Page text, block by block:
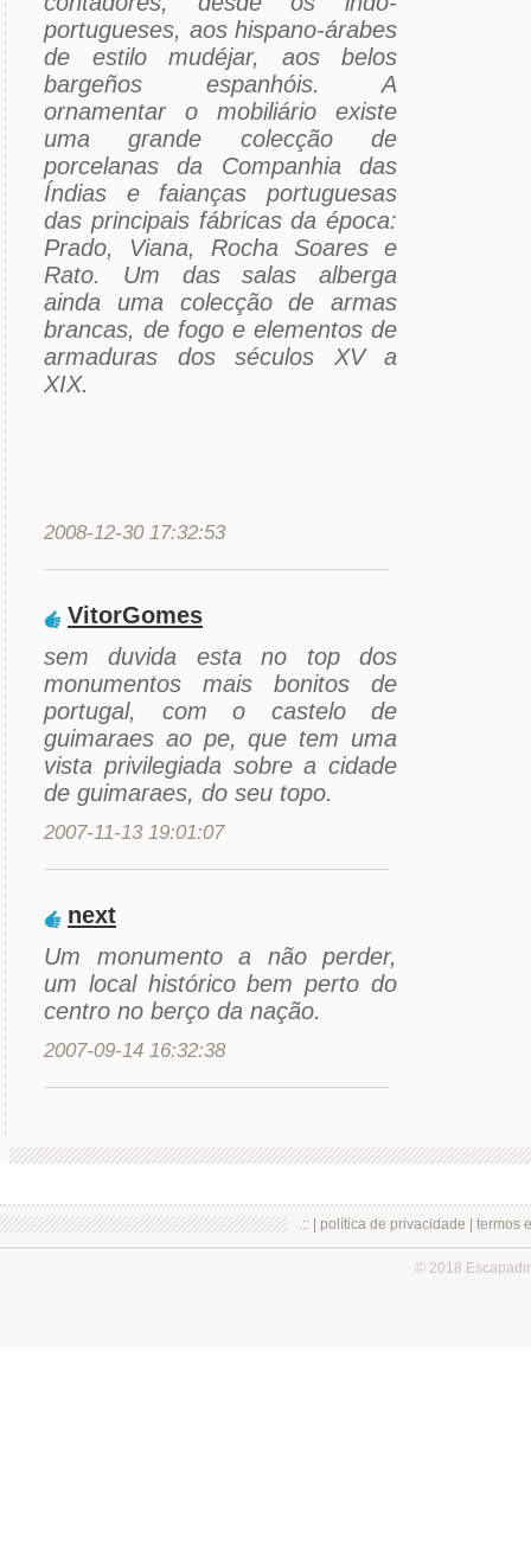
portugueses, aos hispano-árabes
de estilo mudéjar, aos belos
bargeños espanhóis. A
ornamentar o mobiliário existe
uma grande colecção de
porcelanas da Companhia das
Índias e faianças portuguesas
das principais fábricas da época:
Prado, Viana, Rocha Soares e
Rato. Um das salas alberga
ainda uma colecção de armas
brancas, de fogo e elementos de
armaduras dos séculos XV a
XIX.
2008-12-30 17:32:53
VitorGomes
sem duvida esta no top dos
monumentos mais bonitos de
portugal, com o castelo de
guimaraes ao pe, que tem uma
vista privilegiada sobre a cidade
de guimaraes, do seu topo.
2007-11-13 19:01:07
next
Um monumento a não perder,
um local histórico bem perto do
centro no berço da nação.
2007-09-14 16:32:38
.:: | política de privacidade termos
© 2018